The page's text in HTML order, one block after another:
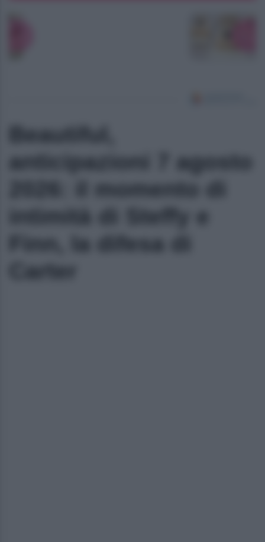
Beautiful,
anticipazioni 7 agosto
2026: il momento di
intimità di Steffy e
Finn, la difesa di
Carter